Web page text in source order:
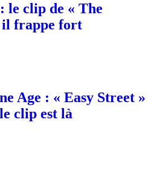
le clip de « The
il frappe fort
Age : « Easy Street »
clip est là